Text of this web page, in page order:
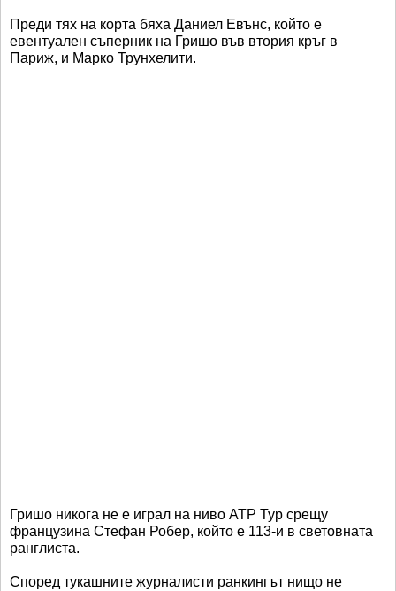
Преди тях на корта бяха Даниел Евънс, който е
евентуален съперник на Гришо във втория кръг в
Париж, и Марко Трунхелити.
Гришо никога не е играл на ниво АТР Тур срещу
французина Стефан Робер, който е 113-и в световната
ранглиста.
Според тукашните журналисти ранкингът нищо не